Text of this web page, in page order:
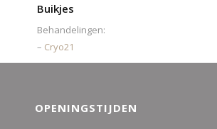
Buikjes
Behandelingen:
– Cryo21
OPENINGSTIJDEN